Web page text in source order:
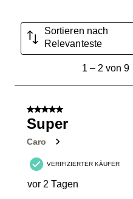
Sortieren nach
Relevanteste
von
Bewertungen.
1– 2 von 9
5 von 5 Sternen.
Super
Caro
VERIFIZIERTER KÄUFER
vor 2 Tagen